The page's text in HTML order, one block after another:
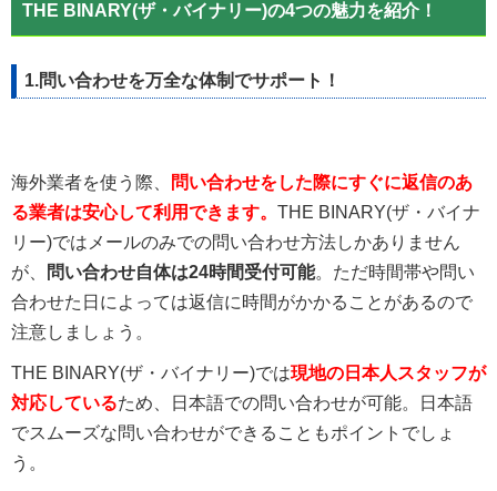
THE BINARY(ザ・バイナリー)の4つの魅力を紹介！
1.問い合わせを万全な体制でサポート！
海外業者を使う際、
問い合わせをした際にすぐに返信のあ
る業者は安心して利用できます。 THE BINARY(ザ・バイナ
リー)ではメールのみでの問い合わせ方法しかありません
が、
問い合わせ自体は24時間受付可能。ただ時間帯や問い
合わせた日によっては返信に時間がかかることがあるので
注意しましょう。
THE BINARY(ザ・バイナリー)では現地の日本人スタッフが
対応しているため、日本語での問い合わせが可能。日本語
でスムーズな問い合わせができることもポイントでしょ
う。